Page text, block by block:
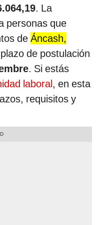
. La
personas que
de Áncash,
de postulación
. Si estás
laboral, en esta
requisitos y